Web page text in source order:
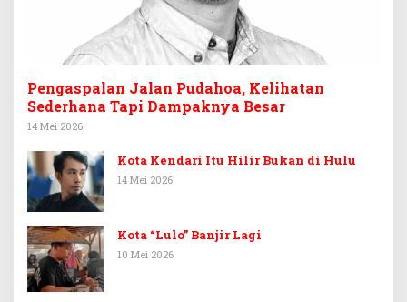
Pengaspalan Jalan Pudahoa, Kelihatan
Sederhana Tapi Dampaknya Besar
14 Mei 2026
Kota Kendari Itu Hilir Bukan di Hulu
14 Mei 2026
Kota “Lulo” Banjir Lagi
10 Mei 2026